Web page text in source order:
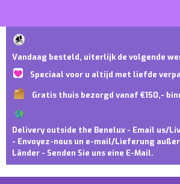
Vandaag besteld, uiterlijk de volgende
Speciaal voor u altijd met liefde
Gratis thuis bezorgd vanaf €150,-
Delivery outside the Benelux - Email us/
- Envoyez-nous un e-mail/Lieferung
Länder - Senden Sie uns eine E-Mail.